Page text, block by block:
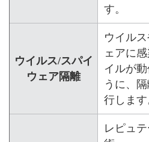
す。
ウイルス/スパイ
ウェア隔離
ウイル
ェアに
イルが
うに、
行します
レピュ